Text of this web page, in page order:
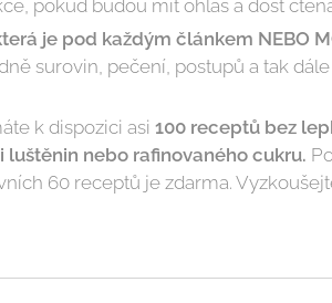
pokud budou mít ohlas a dost
je pod každým článkem NEBO
surovin, pečení, postupů a tak
k dispozici asi 100 receptů bez
luštěnin nebo rafinovaného cukru.
60 receptů je zdarma.